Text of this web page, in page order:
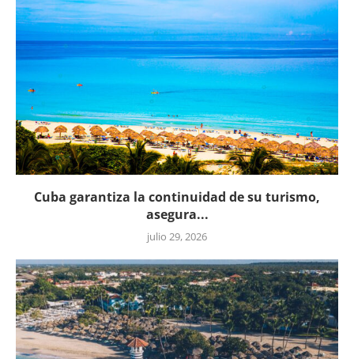
Cuba garantiza la continuidad de su turismo,
asegura...
julio 29, 2026